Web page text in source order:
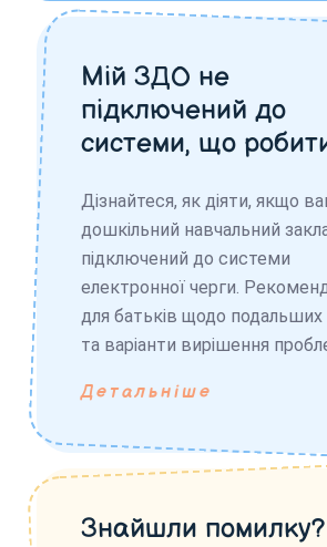
Мій ЗДО не
підключений до
системи, що
Дізнайтеся, як діяти, якщо
дошкільний навчальний
підключений до системи
електронної черги.
для батьків щодо подальших
та варіанти вирішення
Детальніше
Знайшли помилку?